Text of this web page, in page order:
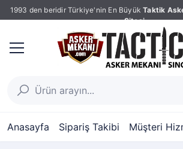
1993 den beridir Türkiye'nin En Büyük Taktik
Sitesi
Anasayfa Sipariş Takibi Müşteri